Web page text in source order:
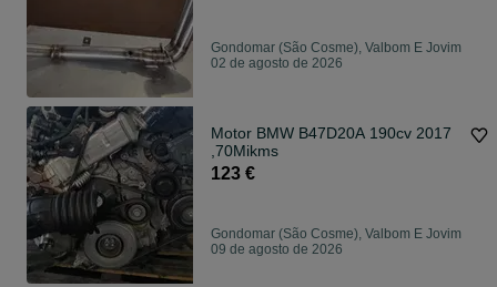
Gondomar (São Cosme), Valbom E Jovim
02 de agosto de 2026
Motor BMW B47D20A 190cv 2017
,70Mikms
123 €
Gondomar (São Cosme), Valbom E Jovim
09 de agosto de 2026